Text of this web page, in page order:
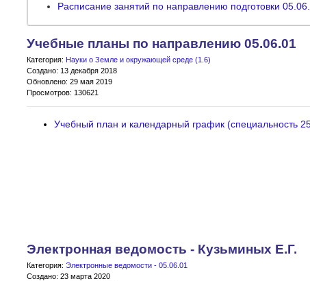
Расписание занятий по направлению подготовки
Учебные планы по направлению 05.06.01
Категория: Науки о Земле и окружающей среде (1.6)
Создано: 13 декабря 2018
Обновлено: 29 мая 2019
Просмотров: 130621
Учебный план и календарный график (специальность
Электронная ведомость - Кузьминых Е.Г.
Категория: Электронные ведомости - 05.06.01
Создано: 23 марта 2020